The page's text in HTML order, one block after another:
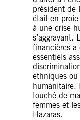
président de
était en
à une crise
s’aggravant.
financières a
essentiels
ethniques ou
humanitaire.
touché de
femmes et
Hazaras.